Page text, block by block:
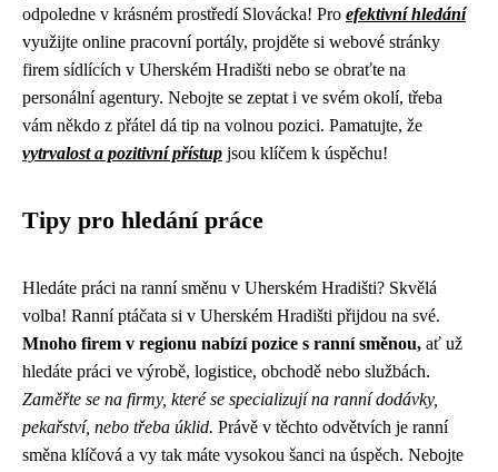
odpoledne v krásném prostředí Slovácka! Pro efektivní hledání
využijte online pracovní portály, projděte si webové stránky
firem sídlících v Uherském Hradišti nebo se obraťte na
personální agentury. Nebojte se zeptat i ve svém okolí, třeba
vám někdo z přátel dá tip na volnou pozici. Pamatujte, že
vytrvalost a pozitivní přístup jsou klíčem k úspěchu!
Tipy pro hledání práce
Hledáte práci na ranní směnu v Uherském Hradišti? Skvělá
volba! Ranní ptáčata si v Uherském Hradišti přijdou na své.
Mnoho firem v regionu nabízí pozice s ranní směnou, ať už
hledáte práci ve výrobě, logistice, obchodě nebo službách.
Zaměřte se na firmy, které se specializují na ranní dodávky,
pekařství, nebo třeba úklid. Právě v těchto odvětvích je ranní
směna klíčová a vy tak máte vysokou šanci na úspěch. Nebojte